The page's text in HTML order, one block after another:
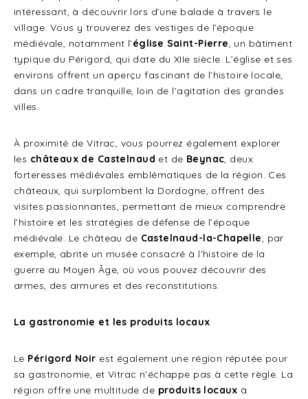
intéressant, à découvrir lors d’une balade à travers le
village. Vous y trouverez des vestiges de l’époque
médiévale, notamment l’église Saint-Pierre, un bâtiment
typique du Périgord, qui date du XIIe siècle. L’église et ses
environs offrent un aperçu fascinant de l’histoire locale,
dans un cadre tranquille, loin de l’agitation des grandes
villes.
À proximité de Vitrac, vous pourrez également explorer
les châteaux de Castelnaud et de Beynac, deux
forteresses médiévales emblématiques de la région. Ces
châteaux, qui surplombent la Dordogne, offrent des
visites passionnantes, permettant de mieux comprendre
l’histoire et les stratégies de défense de l’époque
médiévale. Le château de Castelnaud-la-Chapelle, par
exemple, abrite un musée consacré à l’histoire de la
guerre au Moyen Âge, où vous pouvez découvrir des
armes, des armures et des reconstitutions.
La gastronomie et les produits locaux
Le Périgord Noir est également une région réputée pour
sa gastronomie, et Vitrac n’échappe pas à cette règle. La
région offre une multitude de produits locaux à